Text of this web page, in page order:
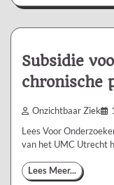
Subsidie
chronische
Onzichtbaar Ziek
Lees Voor
van het UMC Utrecht
Lees Meer...